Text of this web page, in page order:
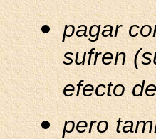
pagar
sufren
efecto
pero